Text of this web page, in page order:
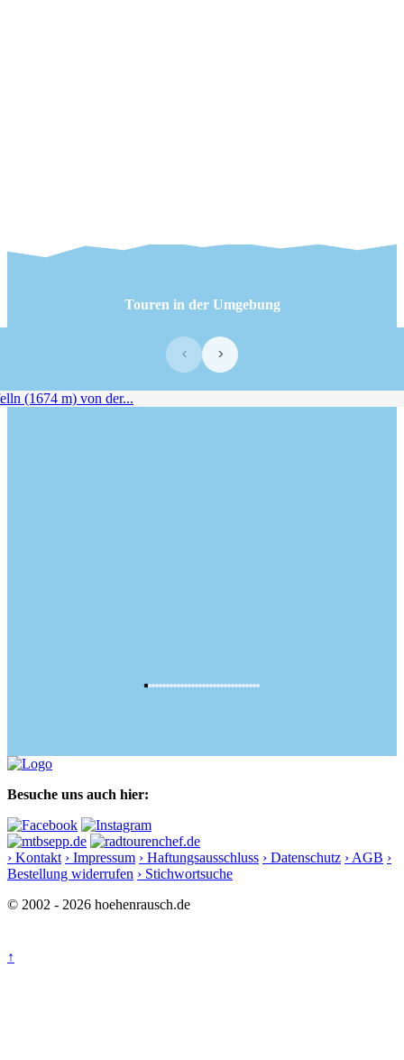
Touren in der Umgebung
‹ ›
Besuche uns auch hier:
› Kontakt › Impressum › Haftungsausschluss › Datenschutz › AGB ›
Bestellung widerrufen › Stichwortsuche
© 2002 - 2026 hoehenrausch.de
↑